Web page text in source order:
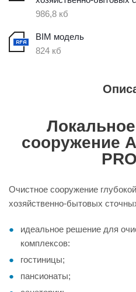
986,8 кб
BIM модель
824 кб
сооружение
Очистное сооружение
хозяйственно-бытовых
идеальное решение для
комплексов:
гостиницы;
пансионаты;